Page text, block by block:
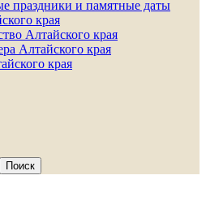
праздники и памятные даты
края
Алтайского края
Алтайского края
края